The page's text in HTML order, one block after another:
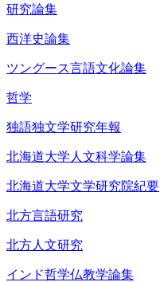
研究論集
西洋史論集
ツングース言語文化論集
哲学
独語独文学研究年報
北海道大学人文科学論集
北海道大学文学研究院紀要
北方言語研究
北方人文研究
インド哲学仏教学論集